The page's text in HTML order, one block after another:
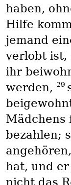
haben,
Hilfe
jemand
verlobt ist,
ihr
werden,
29
Mädchens
bezahlen;
hat, und
nicht das